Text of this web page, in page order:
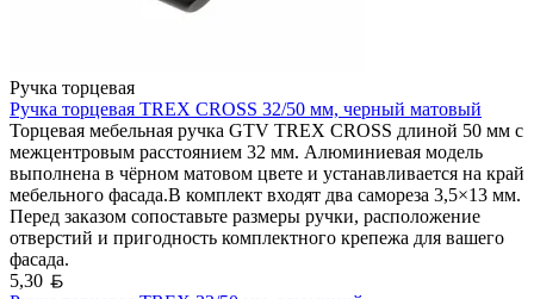
Ручка торцевая
Ручка торцевая TREX CROSS 32/50 мм, черный матовый
Торцевая мебельная ручка GTV TREX CROSS длиной 50 мм с
межцентровым расстоянием 32 мм. Алюминиевая модель
выполнена в чёрном матовом цвете и устанавливается на край
мебельного фасада.В комплект входят два самореза 3,5×13 мм.
Перед заказом сопоставьте размеры ручки, расположение
отверстий и пригодность комплектного крепежа для вашего
фасада.
5,30